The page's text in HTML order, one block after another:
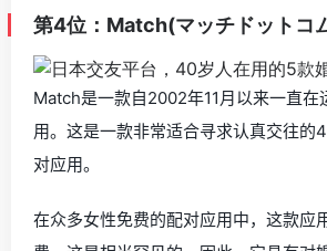
第4位：Match(マッチドットコ
Match是一款自2002年11月以来一直在
用。这是一款非常适合寻求认真交往的
对应用。
在众多女性免费的配对应用中，这款应